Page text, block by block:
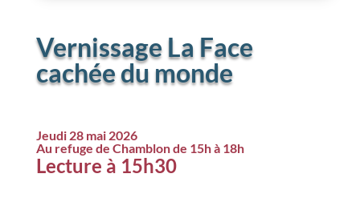
VernissageLa Face
cachée du monde
Jeudi 28 mai 2026
Au refuge de Chamblon de 15h à 18h
Lecture à 15h30